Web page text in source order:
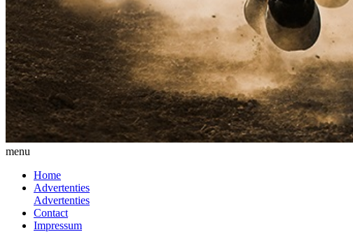
menu
Home
Advertenties
Advertenties
Contact
Impressum